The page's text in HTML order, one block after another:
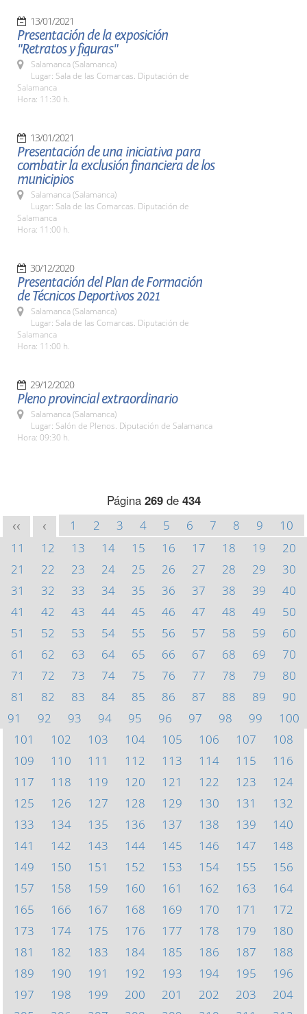
13/01/2021
Presentación de la exposición
"Retratos y figuras"
Salamanca (Salamanca)
Lugar: Sala de las Comarcas. Diputación de
Salamanca
Hora: 11:30 h.
13/01/2021
Presentación de una iniciativa para
combatir la exclusión financiera de los
municipios
Salamanca (Salamanca)
Lugar: Sala de las Comarcas. Diputación de
Salamanca
Hora: 11:00 h.
30/12/2020
Presentación del Plan de Formación
de Técnicos Deportivos 2021
Salamanca (Salamanca)
Lugar: Sala de las Comarcas. Diputación de
Salamanca
Hora: 11:00 h.
29/12/2020
Pleno provincial extraordinario
Salamanca (Salamanca)
Lugar: Salón de Plenos. Diputación de Salamanca
Hora: 09:30 h.
Página 269de 434
<< < 1 2 3 4 5 6 7 8 9
10
11
12 13 14 15 16 17 18 19
20
21
22 23 24 25 26 27 28 29
30
31
32 33 34 35 36 37 38 39
40
41
42 43 44 45 46 47 48 49
50
51
52 53 54 55 56 57 58 59
60
61
62 63 64 65 66 67 68 69
70
71
72 73 74 75 76 77 78 79
80
81
82 83 84 85 86 87 88 89
90
91
92 93 94 95 96 97 98 99
100
101
102 103 104 105 106 107
108
109
110 111 112 113 114 115
116
117
118 119 120 121 122 123
124
125
126 127 128 129 130 131
132
133
134 135 136 137 138 139
140
141
142 143 144 145 146 147
148
149
150 151 152 153 154 155
156
157
158 159 160 161 162 163
164
165
166 167 168 169 170 171
172
173
174 175 176 177 178 179
180
181
182 183 184 185 186 187
188
189
190 191 192 193 194 195
196
197
198 199 200 201 202 203
204